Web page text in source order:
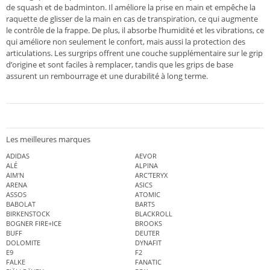
de squash et de badminton. Il améliore la prise en main et empêche la
raquette de glisser de la main en cas de transpiration, ce qui augmente
le contrôle de la frappe. De plus, il absorbe l’humidité et les vibrations, ce
qui améliore non seulement le confort, mais aussi la protection des
articulations. Les surgrips offrent une couche supplémentaire sur le grip
d’origine et sont faciles à remplacer, tandis que les grips de base
assurent un rembourrage et une durabilité à long terme.
Les meilleures marques
ADIDAS
AEVOR
ALÉ
ALPINA
AIM'N
ARC'TERYX
ARENA
ASICS
ASSOS
ATOMIC
BABOLAT
BARTS
BIRKENSTOCK
BLACKROLL
BOGNER FIRE+ICE
BROOKS
BUFF
DEUTER
DOLOMITE
DYNAFIT
E9
F2
FALKE
FANATIC